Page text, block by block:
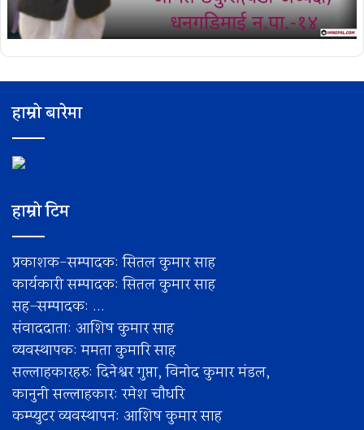
हाम्रो बारेमा
हाम्रो टिम
प्रकाशक-सम्पादक: सितल कुमार साह
कार्यकारी सम्पादक: सितल कुमार साह
सह–सम्पादक: ...
संवाददाता: आशिष कुमार साह
व्यवस्थापक: ममता कुमारि साह
सल्लाहकारहरु: दिनेश्वर गुप्ता, विनोद कुमार मंडल,
कानुनी सल्लाहकार: रमेश चाैधरि
कम्प्युटर व्यवस्थापन: आशिष कुमार साह